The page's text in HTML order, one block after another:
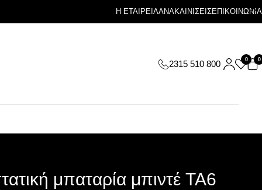
Η ΕΤΑΙΡΕΙΑΑΝΑΚΑΙΝΙΣΕΙΣΕΠΙΚΟΙΝΩΝΙΑ
2315 510 800 0 0
μπαταρία μπιντέ TA6